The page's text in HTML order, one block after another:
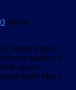
szerint:
bamba vagyok,
csak talaltam. A
szoval
Meg a